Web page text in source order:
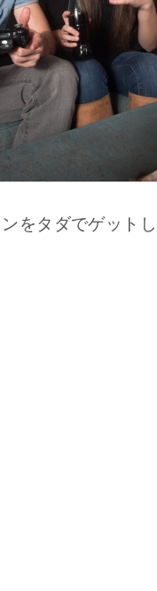
をタダでゲット